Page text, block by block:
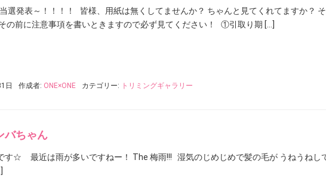
選発表～！！！！ 皆様、用紙は無くしてませんか？ ちゃんと見てくれてますか？
の前に注意事項を書いときますので必ず見てください！ ①引取り期 […]
日 作成者: ONE×ONE カテゴリー: トリミングギャラリー
バちゃん
す☆ 最近は雨が多いですねー！ The 梅雨!!! 湿気のじめじめで髪の毛が うねうねし